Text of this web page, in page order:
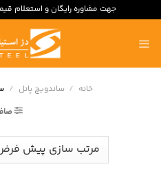
جهت مشاوره رایگان و استعلام
محتوا
بروید
خانه / ساندویچ پانل /